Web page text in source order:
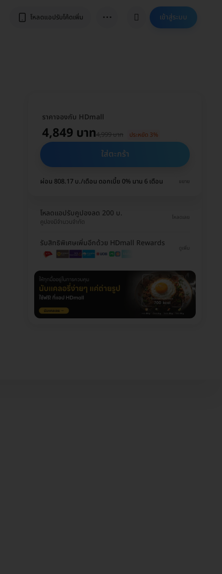
โหลดแอปรับโค้ดเพิ่ม ⋯ เข้าสู่ระบบ
ราคาจองกับ HDmall
4,849 บาท4,999 บาท ประหยัด 3%
ใส่ตะกร้า
ผ่อน 808.17 บ./เดือน ดอกเบี้ย 0% นาน 6 เดือน ขยาย
โหลดแอปรับคูปองลด 200 บ.
คูปองมีจำนวนจำกัด
โหลดเลย
รับสิทธิพิเศษเพิ่มอีกด้วย HDmall Rewards
ดูเพิ่ม